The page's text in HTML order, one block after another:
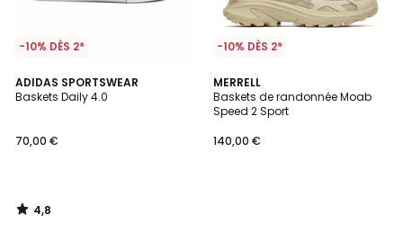
-10% DÈS 2*
ADIDAS SPORTSWEAR
Baskets Daily 4.0
€.
70,00 €
4,8
/ 5
4,8
/
-10% DÈS 2*
MERRELL
Baskets de randonnée Moab
Speed 2 Sport
140,00 €